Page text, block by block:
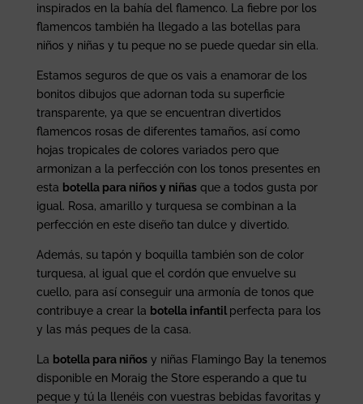
inspirados en la bahía del flamenco. La fiebre por los
flamencos también ha llegado a las botellas para
niños y niñas y tu peque no se puede quedar sin ella.
Estamos seguros de que os vais a enamorar de los
bonitos dibujos que adornan toda su superficie
transparente, ya que se encuentran divertidos
flamencos rosas de diferentes tamaños, así como
hojas tropicales de colores variados pero que
armonizan a la perfección con los tonos presentes en
esta botella para niños y niñasque a todos gusta por
igual. Rosa, amarillo y turquesa se combinan a la
perfección en este diseño tan dulce y divertido.
Además, su tapón y boquilla también son de color
turquesa, al igual que el cordón que envuelve su
cuello, para así conseguir una armonía de tonos que
contribuye a crear la botella infantil perfecta para los
y las más peques de la casa.
La botella para niñosy niñas Flamingo Bay la tenemos
disponible en Moraig the Store esperando a que tu
peque y tú la llenéis con vuestras bebidas favoritas y